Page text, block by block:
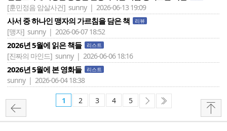
[훈민정음 암살사건] sunny | 2026-06-13 19:09
사서 중 하나인 맹자의 가르침을 담은 책 리뷰
[맹자] sunny | 2026-06-07 18:52
2026년 5월에 읽은 책들 리스트
[진짜의 마인드] sunny | 2026-06-06 18:16
2026년 5월에 본 영화들 리스트
sunny | 2026-06-04 18:38
1 2 3 4 5